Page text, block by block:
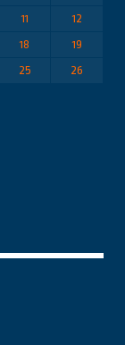
11
12
18
19
25
26